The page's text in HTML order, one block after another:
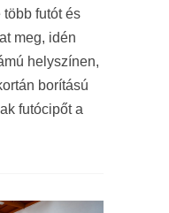
futót és
meg, idén
helyszínen,
borítású
futócipőt a